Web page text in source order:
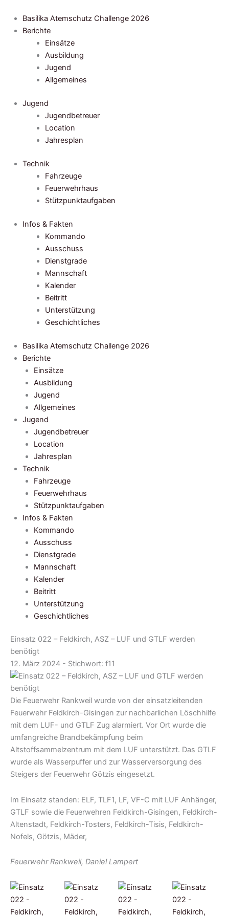
Inhalt
springen
Basilika Atemschutz Challenge 2026
Berichte
Einsätze
Ausbildung
Jugend
Allgemeines
Jugend
Jugendbetreuer
Location
Jahresplan
Technik
Fahrzeuge
Feuerwehrhaus
Stützpunktaufgaben
Infos & Fakten
Kommando
Ausschuss
Dienstgrade
Mannschaft
Kalender
Beitritt
Unterstützung
Geschichtliches
Basilika Atemschutz Challenge 2026
Berichte
Einsätze
Ausbildung
Jugend
Allgemeines
Jugend
Jugendbetreuer
Location
Jahresplan
Technik
Fahrzeuge
Feuerwehrhaus
Stützpunktaufgaben
Infos & Fakten
Kommando
Ausschuss
Dienstgrade
Mannschaft
Kalender
Beitritt
Unterstützung
Geschichtliches
Einsatz 022 – Feldkirch, ASZ – LUF und GTLF werden
benötigt
12. März 2024 - Stichwort: f11
Die Feuerwehr Rankweil wurde von der einsatzleitenden
Feuerwehr Feldkirch-Gisingen zur nachbarlichen Löschhilfe
mit dem LUF- und GTLF Zug alarmiert. Vor Ort wurde die
umfangreiche Brandbekämpfung beim
Altstoffsammelzentrum mit dem LUF unterstützt. Das GTLF
wurde als Wasserpuffer und zur Wasserversorgung des
Steigers der Feuerwehr Götzis eingesetzt.
Im Einsatz standen: ELF, TLF1, LF, VF-C mit LUF Anhänger,
GTLF sowie die Feuerwehren Feldkirch-Gisingen, Feldkirch-
Altenstadt, Feldkirch-Tosters, Feldkirch-Tisis, Feldkirch-
Nofels, Götzis, Mäder,
Feuerwehr Rankweil, Daniel Lampert